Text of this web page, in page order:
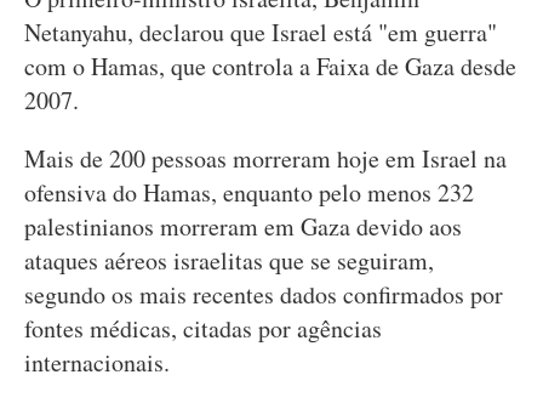
Netanyahu, declarou que Israel está "em guerra"
com o Hamas, que controla a Faixa de Gaza desde
2007.
Mais de 200 pessoas morreram hoje em Israel na
ofensiva do Hamas, enquanto pelo menos 232
palestinianos morreram em Gaza devido aos
ataques aéreos israelitas que se seguiram,
segundo os mais recentes dados confirmados por
fontes médicas, citadas por agências
internacionais.